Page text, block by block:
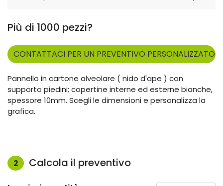
Più di 1000 pezzi?
CONTATTACI PER UN PREVENTIVO PERSONALIZZATO
Pannello in cartone alveolare ( nido d'ape ) con
supporto piedini; copertine interne ed esterne bianche,
spessore 10mm. Scegli le dimensioni e personalizza la
grafica.
2 Calcola il preventivo